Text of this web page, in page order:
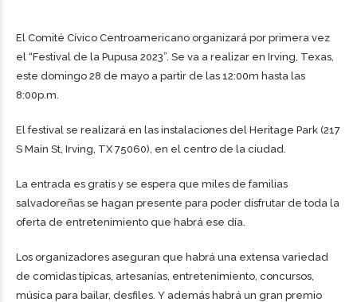
El Comité Cívico Centroamericano organizará por primera vez
el “Festival de la Pupusa 2023”. Se va a realizar en Irving, Texas,
este domingo 28 de mayo a partir de las 12:00m hasta las
8:00p.m.
El festival se realizará en las instalaciones del Heritage Park (217
S Main St, Irving, TX 75060), en el centro de la ciudad.
La entrada es gratis y se espera que miles de familias
salvadoreñas se hagan presente para poder disfrutar de toda la
oferta de entretenimiento que habrá ese día.
Los organizadores aseguran que habrá una extensa variedad
de comidas típicas, artesanías, entretenimiento, concursos,
música para bailar, desfiles. Y además habrá un gran premio